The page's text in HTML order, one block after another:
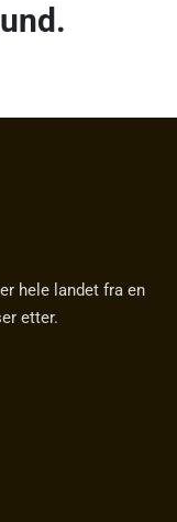
hele landet fra en
etter.